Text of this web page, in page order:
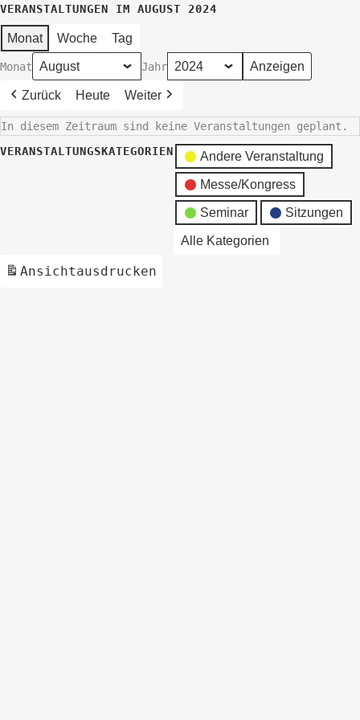
VERANSTALTUNGEN IM AUGUST 2024
Monat Woche Tag
Monat Jahr
Zurück Heute Weiter
In diesem Zeitraum sind keine Veranstaltungen geplant.
VERANSTALTUNGSKATEGORIEN
Andere Veranstaltung
Messe/Kongress
Seminar Sitzungen
Alle Kategorien
Ansichtausdrucken